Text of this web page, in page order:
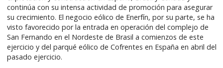
continúa con su intensa actividad de promoción para asegurar
su crecimiento. El negocio eólico de Enerfín, por su parte, se ha
visto favorecido por la entrada en operación del complejo de
San Fernando en el Nordeste de Brasil a comienzos de este
ejercicio y del parqué eólico de Cofrentes en España en abril del
pasado ejercicio.